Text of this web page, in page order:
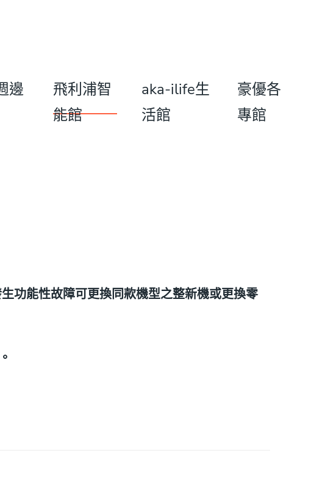
邊
飛利浦智
能館
aka-ilife生
活館
豪優各
專館
功能性故障可更換同款機型之整新機或更換零